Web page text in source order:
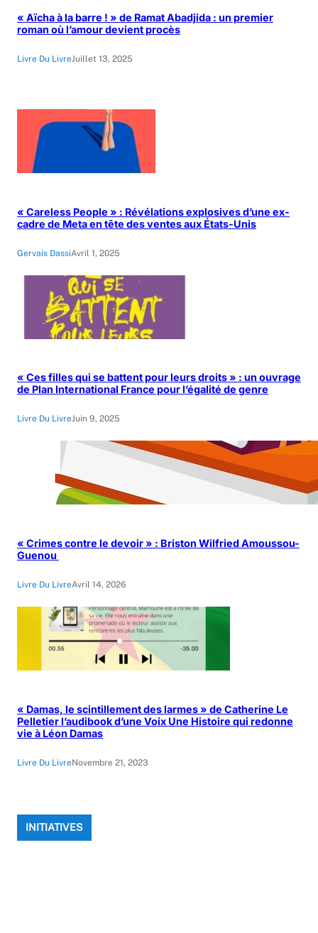
« Aïcha à la barre ! » de Ramat Abadjida : un premier
roman où l’amour devient procès
Livre Du LivreJuillet 13, 2025
« Careless People » : Révélations explosives d’une ex-
cadre de Meta en tête des ventes aux États-Unis
Gervais DassiAvril 1, 2025
« Ces filles qui se battent pour leurs droits » : un ouvrage
de Plan International France pour l’égalité de genre
Livre Du LivreJuin 9, 2025
« Crimes contre le devoir » : Briston Wilfried Amoussou-
Guenou
Livre Du LivreAvril 14, 2026
« Damas, le scintillement des larmes » de Catherine Le
Pelletier l’audibook d’une Voix Une Histoire qui redonne
vie à Léon Damas
Livre Du LivreNovembre 21, 2023
INITIATIVES